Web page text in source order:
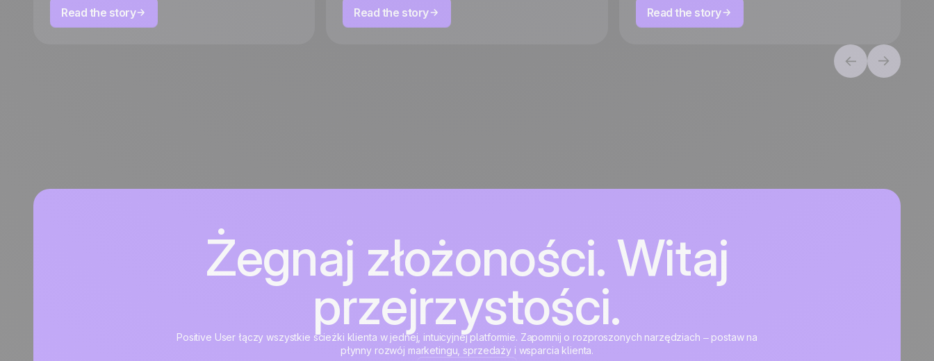
Read the story Read the story Read the story
Żegnaj złożoności. Witaj
przejrzystości.
Positive User łączy wszystkie ścieżki klienta w jednej, intuicyjnej platformie. Zapomnij o rozproszonych narzędziach – postaw na
płynny rozwój marketingu, sprzedaży i wsparcia klienta.